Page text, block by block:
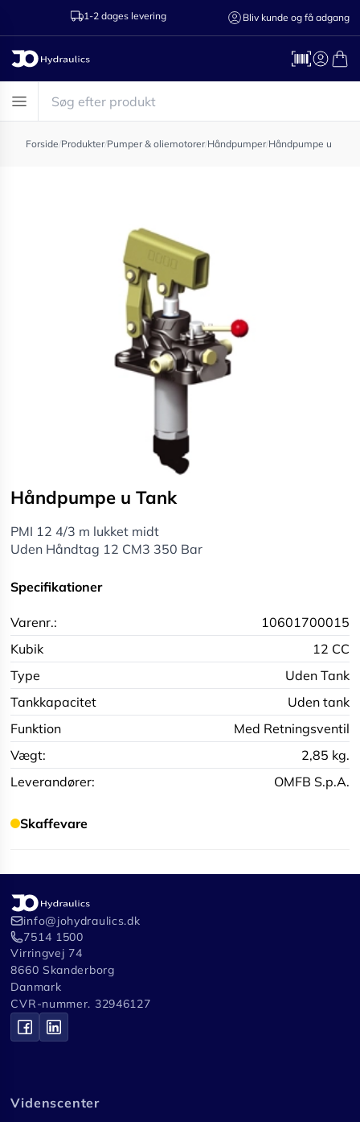
1-2 dages levering Ring til os
Bliv kunde og få adgang
Forside/Produkter/Pumper & oliemotorer/Håndpumper/Håndpumpe u tank
Håndpumpe u Tank
PMI 12 4/3 m lukket midt
Uden Håndtag 12 CM3 350 Bar
Specifikationer
Varenr.:
10601700015
Kubik
12 CC
Type
Uden Tank
Tankkapacitet
Uden tank
Funktion
Med Retningsventil
Vægt:
2,85 kg.
Leverandører:
OMFB S.p.A.
Skaffevare
info@johydraulics.dk
7514 1500
Virringvej 74
8660 Skanderborg
Danmark
CVR-nummer. 32946127
Videnscenter